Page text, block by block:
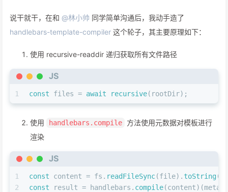
说干就干，在和 @林小帅 同学简单沟通后，我动手造了
handlebars-template-compiler 这个轮子，其主要原理如下：
使用 recursive-readdir 递归获取所有文件路径
JS
1 const files = await recursive(rootDir);
使用 handlebars.compile
方法使用元数据对模板进行
渲染
JS
1
2
const content = fs. readFileSync(file). toString();
const result = handlebars. compile(content)(meta);